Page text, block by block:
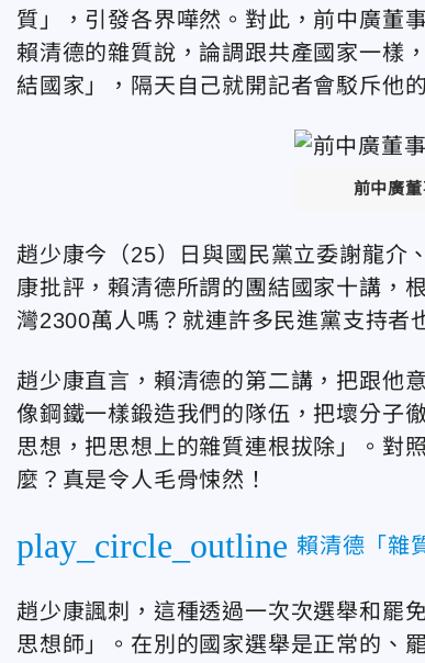
質」，引發各界嘩然。對此，前中廣董
賴清德的雜質說，論調跟共產國家一樣
結國家」，隔天自己就開記者會駁斥他
前中廣
趙少康今（25）日與國民黨立委謝龍介
康批評，賴清德所謂的團結國家十講，
灣2300萬人嗎？就連許多民進黨支持者
趙少康直言，賴清德的第二講，把跟他
像鋼鐵一樣鍛造我們的隊伍，把壞分子
思想，把思想上的雜質連根拔除」。對
麼？真是令人毛骨悚然！
play_circle_outline 賴清德「雜
趙少康諷刺，這種透過一次次選舉和罷
思想師」。在別的國家選舉是正常的、